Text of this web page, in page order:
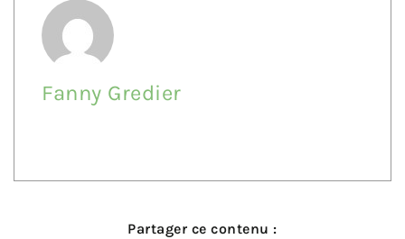
Fanny Gredier
Partager ce contenu :